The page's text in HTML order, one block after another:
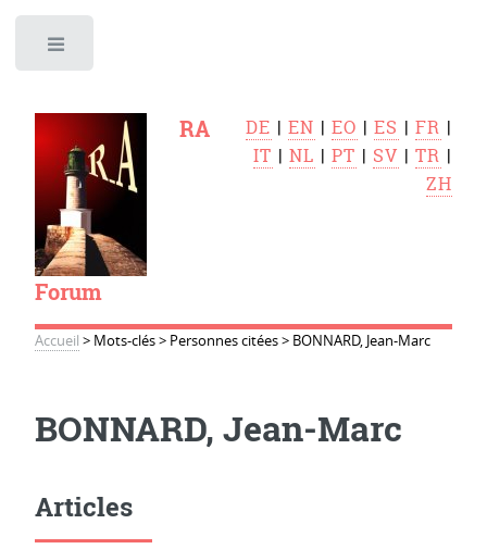
RA
Forum
DE |EN |EO |ES |FR |
IT |NL |PT | SV |TR |
ZH
Accueil > Mots-clés> Personnes citées> BONNARD, Jean-Marc
BONNARD, Jean-Marc
Articles